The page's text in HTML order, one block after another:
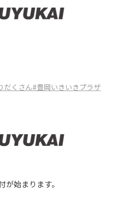
だくさん#豊岡いきいきプラザ
が始まります。